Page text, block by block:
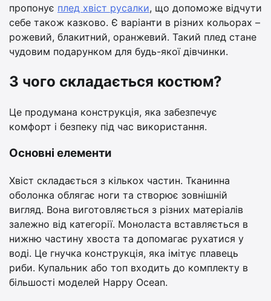
пропонує плед хвіст русалки, що допоможе відчути
себе також казково. Є варіанти в різних кольорах –
рожевий, блакитний, оранжевий. Такий плед стане
чудовим подарунком для будь-якої дівчинки.
З чого складається костюм?
Це продумана конструкція, яка забезпечує
комфорт і безпеку під час використання.
Основні елементи
Хвіст складається з кількох частин. Тканинна
оболонка облягає ноги та створює зовнішній
вигляд. Вона виготовляється з різних матеріалів
залежно від категорії. Моноласта вставляється в
нижню частину хвоста та допомагає рухатися у
воді. Це гнучка конструкція, яка імітує плавець
риби. Купальник або топ входить до комплекту в
більшості моделей Happy Ocean.